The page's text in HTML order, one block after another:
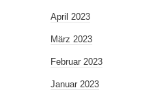
April 2023
März 2023
Februar 2023
Januar 2023